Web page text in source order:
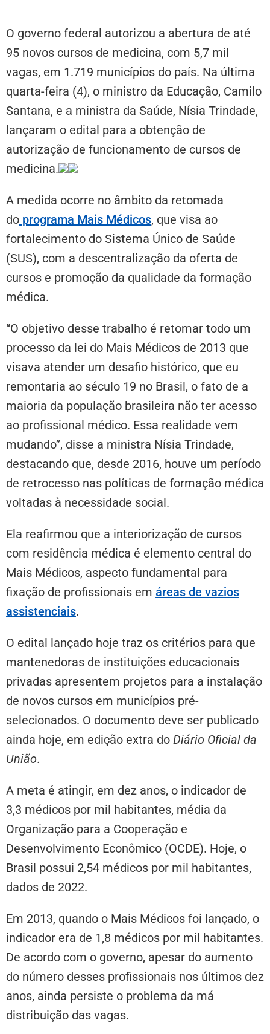
O governo federal autorizou a abertura de até
95 novos cursos de medicina, com 5,7 mil
vagas, em 1.719 municípios do país. Na última
quarta-feira (4), o ministro da Educação, Camilo
Santana, e a ministra da Saúde, Nísia Trindade,
lançaram o edital para a obtenção de
autorização de funcionamento de cursos de
medicina.
A medida ocorre no âmbito da retomada
do programa Mais Médicos, que visa ao
fortalecimento do Sistema Único de Saúde
(SUS), com a descentralização da oferta de
cursos e promoção da qualidade da formação
médica.
“O objetivo desse trabalho é retomar todo um
processo da lei do Mais Médicos de 2013 que
visava atender um desafio histórico, que eu
remontaria ao século 19 no Brasil, o fato de a
maioria da população brasileira não ter acesso
ao profissional médico. Essa realidade vem
mudando”, disse a ministra Nísia Trindade,
destacando que, desde 2016, houve um período
de retrocesso nas políticas de formação médica
voltadas à necessidade social.
Ela reafirmou que a interiorização de cursos
com residência médica é elemento central do
Mais Médicos, aspecto fundamental para
fixação de profissionais em áreas de vazios
assistenciais.
O edital lançado hoje traz os critérios para que
mantenedoras de instituições educacionais
privadas apresentem projetos para a instalação
de novos cursos em municípios pré-
selecionados. O documento deve ser publicado
ainda hoje, em edição extra do Diário Oficial da
União.
A meta é atingir, em dez anos, o indicador de
3,3 médicos por mil habitantes, média da
Organização para a Cooperação e
Desenvolvimento Econômico (OCDE). Hoje, o
Brasil possui 2,54 médicos por mil habitantes,
dados de 2022.
Em 2013, quando o Mais Médicos foi lançado, o
indicador era de 1,8 médicos por mil habitantes.
De acordo com o governo, apesar do aumento
do número desses profissionais nos últimos dez
anos, ainda persiste o problema da má
distribuição das vagas.